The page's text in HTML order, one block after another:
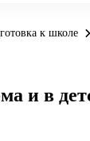
к школе
и в